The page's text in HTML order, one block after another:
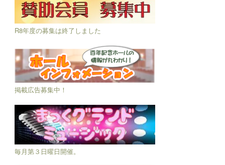
R8年度の募集は終了しました
掲載広告募集中！
毎月第３日曜日開催。